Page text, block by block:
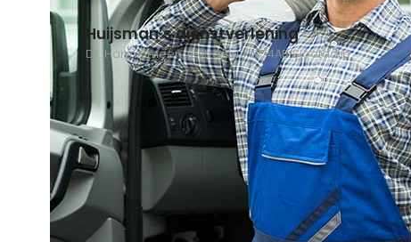
Huijsman’s dienstverlening
Dr. Harm Smeengestraat 13, 1774AB Slootdorp